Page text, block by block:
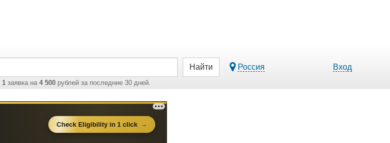
1 заявка на 4 500 рублей за последние 30 дней.
Найти Россия Вход